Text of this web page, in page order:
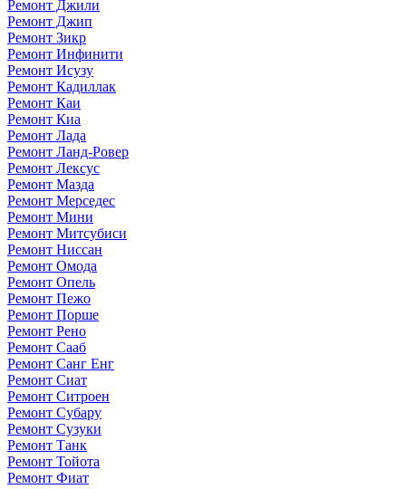
Ремонт Джили
Ремонт Джип
Ремонт Зикр
Ремонт Инфинити
Ремонт Исузу
Ремонт Кадиллак
Ремонт Каи
Ремонт Киа
Ремонт Лада
Ремонт Ланд-Ровер
Ремонт Лексус
Ремонт Мазда
Ремонт Мерседес
Ремонт Мини
Ремонт Митсубиси
Ремонт Ниссан
Ремонт Омода
Ремонт Опель
Ремонт Пежо
Ремонт Порше
Ремонт Рено
Ремонт Сааб
Ремонт Санг Енг
Ремонт Сиат
Ремонт Ситроен
Ремонт Субару
Ремонт Сузуки
Ремонт Танк
Ремонт Тойота
Ремонт Фиат